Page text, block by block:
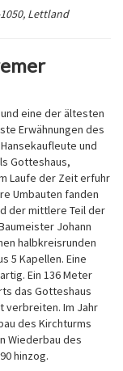
Lettland
eine der ältesten
Erwähnungen des
und
Gotteshaus,
Laufe der Zeit erfuhr
Umbauten fanden
der mittlere Teil der
Johann
halbkreisrunden
5 Kapellen. Eine
Ein 136 Meter
das Gotteshaus
verbreiten. Im Jahr
des Kirchturms
Wiederbau des
hinzog.